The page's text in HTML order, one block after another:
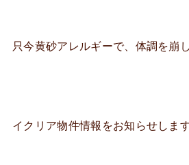
只今黄砂アレルギーで、体調を崩
イクリア物件情報をお知らせします